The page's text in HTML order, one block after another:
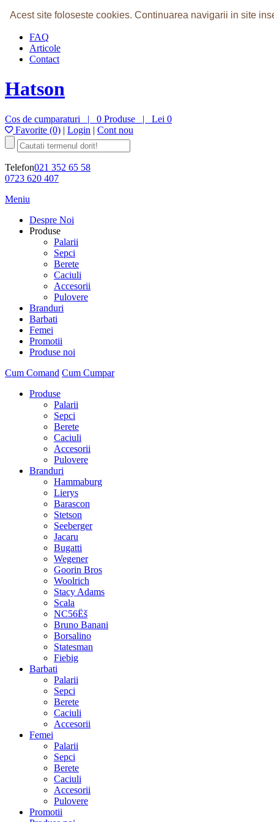
Acest site foloseste cookies. Continuarea navigarii in site
Home
FAQ
Articole
Contact
Hatson
Cos de cumparaturi | 0 Produse | Lei 0
Favorite (0) | Login | Cont nou
Telefon021 352 65 58
0723 620 407
Meniu
Despre Noi
Produse
Palarii
Sepci
Berete
Caciuli
Accesorii
Pulovere
Branduri
Barbati
Femei
Promotii
Produse noi
Cum Comand Cum Cumpar
Produse
Palarii
Sepci
Berete
Caciuli
Accesorii
Pulovere
Branduri
Hammaburg
Lierys
Barascon
Stetson
Seeberger
Jacaru
Bugatti
Wegener
Goorin Bros
Woolrich
Stacy Adams
Scala
NC56Ëš
Bruno Banani
Borsalino
Statesman
Fiebig
Barbati
Palarii
Sepci
Berete
Caciuli
Accesorii
Femei
Palarii
Sepci
Berete
Caciuli
Accesorii
Pulovere
Promotii